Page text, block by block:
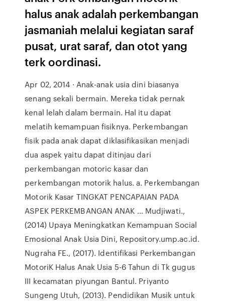
halus anak adalah perkembangan
jasmaniah melalui kegiatan saraf
pusat, urat saraf, dan otot yang
terk oordinasi.
Apr 02, 2014 · Anak-anak usia dini biasanya
senang sekali bermain. Mereka tidak pernak
kenal lelah dalam bermain. Hal itu dapat
melatih kemampuan fisiknya. Perkembangan
fisik pada anak dapat diklasifikasikan menjadi
dua aspek yaitu dapat ditinjau dari
perkembangan motoric kasar dan
perkembangan motorik halus. a. Perkembangan
Motorik Kasar TINGKAT PENCAPAIAN PADA
ASPEK PERKEMBANGAN ANAK … Mudjiwati.,
(2014) Upaya Meningkatkan Kemampuan Social
Emosional Anak Usia Dini, Repository.ump.ac.id.
Nugraha FE., (2017). Identifikasi Perkembangan
MotoriK Halus Anak Usia 5-6 Tahun di Tk gugus
III kecamatan piyungan Bantul. Priyanto
Sungeng Utuh, (2013). Pendidikan Musik untuk